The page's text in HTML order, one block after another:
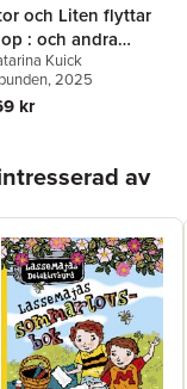
och Liten flyttar
: och andra
för dig som
börjat läsa, Läs-
2
Kuick
, 2025
kr
av